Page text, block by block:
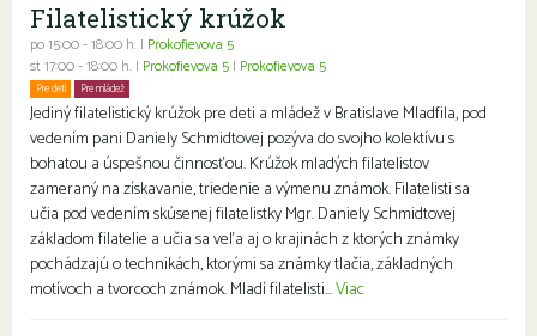
Filatelistický krúžok
po 15:00 - 18:00 h. | Prokofievova 5
st 17:00 - 18:00 h. | Prokofievova 5 | Prokofievova 5
Pre deti Pre mládež
Jediný filatelistický krúžok pre deti a mládež v Bratislave Mladfila, pod
vedením pani Daniely Schmidtovej pozýva do svojho kolektívu s
bohatou a úspešnou činnosťou. Krúžok mladých filatelistov
zameraný na získavanie, triedenie a výmenu známok. Filatelisti sa
učia pod vedením skúsenej filatelistky Mgr. Daniely Schmidtovej
základom filatelie a učia sa veľa aj o krajinách z ktorých známky
pochádzajú o technikách, ktorými sa známky tlačia, základných
motívoch a tvorcoch známok. Mladí filatelisti...Viac